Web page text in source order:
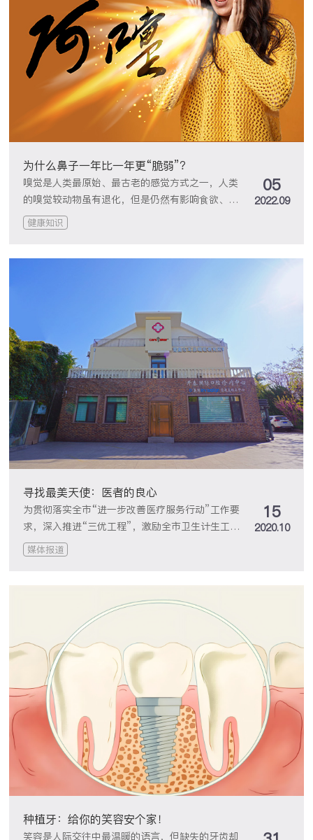
为什么鼻子一年比一年更“脆弱”？
嗅觉是人类最原始、最古老的感觉方式之一，人类
的嗅觉较动物虽有退化，但是仍然有影响食欲、情
绪及警示危险信号等重要作用，研究显示，嗅觉障
碍患者发生意外的几率要高于嗅觉正常者。一边是
鼻炎症状与感冒颇为相似，极易混淆，而误诊误
治、滞后治疗易反复和加重病情，直至出现嗅觉障
碍。9月青岛开海了！青岛开泰医院耳鼻喉科专家
提醒：不建议过...
05
2022.09
健康知识
寻找最美天使：医者的良心
为贯彻落实全市“进一步改善医疗服务行动”工作要
求，深入推进“三优工程”，激励全市卫生计生工作
人员爱岗敬业、文明行医，弘扬“不畏艰苦、甘于
奉献、救死扶伤、大爱无疆”的行业精神，进一步
生系统开展“寻找最美医生”活动。
15
2020.10
媒体报道
种植牙：给你的笑容安个家！
笑容是人际交往中最温暖的语言，但缺失的牙齿却